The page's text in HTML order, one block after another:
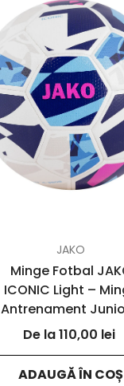
JAKO
Minge Fotbal
ICONIC Light –
Antrenament
JAKO Romania
110,00 lei
ADAUGĂ ÎN COȘ